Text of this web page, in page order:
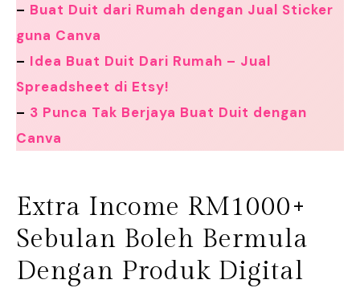
– Buat Duit dari Rumah dengan Jual Sticker
guna Canva
– Idea Buat Duit Dari Rumah – Jual
Spreadsheet di Etsy!
– 3 Punca Tak Berjaya Buat Duit dengan
Canva
Extra Income RM1000+
Sebulan Boleh Bermula
Dengan Produk Digital